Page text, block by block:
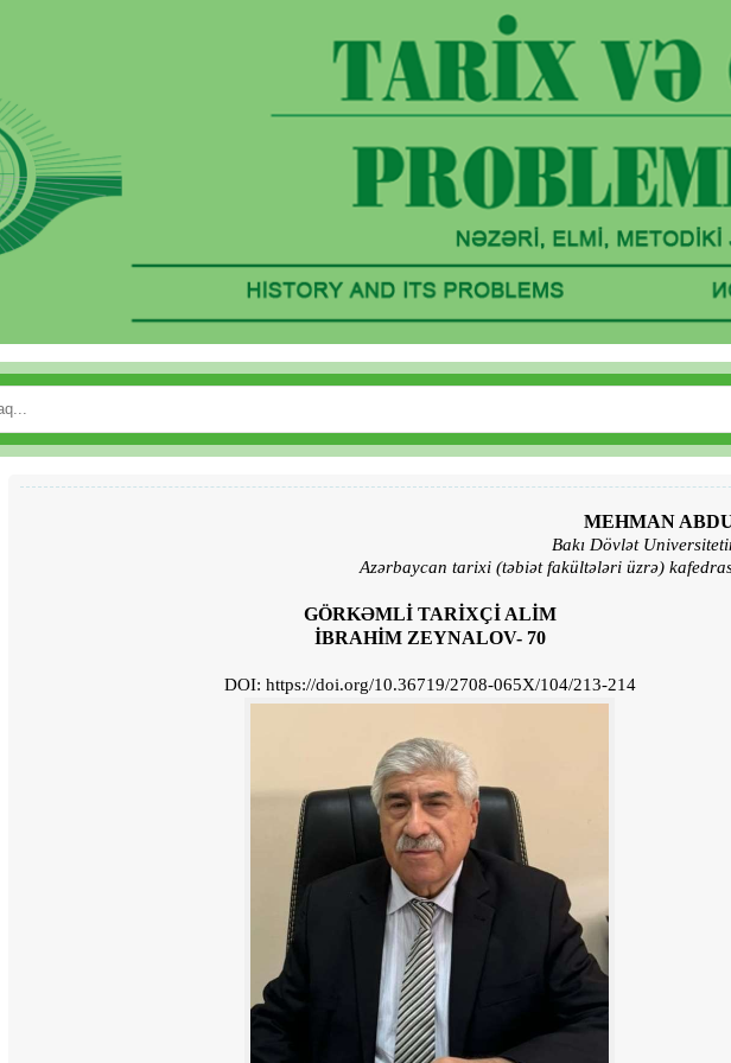
MEHMAN
Bakı Dövlət
Azərbaycan tarixi (təbiət fakültələri üzrə)
GÖRKƏMLİ TARİXÇİ ALİM
İBRAHİM ZEYNALOV- 70
DOI: https://doi.org/10.36719/2708-065X/104/213-214